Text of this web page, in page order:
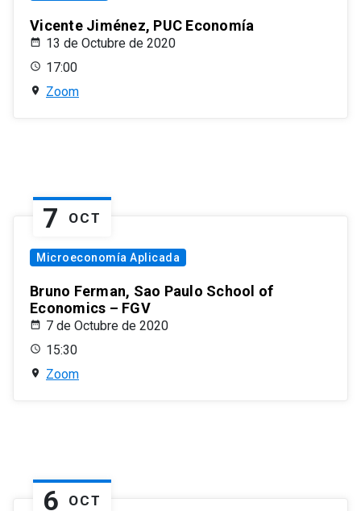
Vicente Jiménez, PUC Economía
13 de Octubre de 2020
17:00
Zoom
7 OCT
Microeconomía Aplicada
Bruno Ferman, Sao Paulo School of
Economics – FGV
7 de Octubre de 2020
15:30
Zoom
6 OCT